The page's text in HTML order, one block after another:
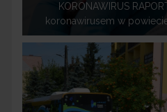
KORONAWIRUS
koronawirusem w